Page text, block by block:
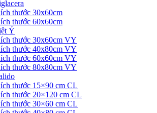
thước 30x60cm
thước 60x60cm
Ý
thước 30x60cm VY
thước 40x80cm VY
thước 60x60cm VY
thước 80x80cm VY
thước 15×90 cm CL
thước 20×120 cm CL
thước 30×60 cm CL